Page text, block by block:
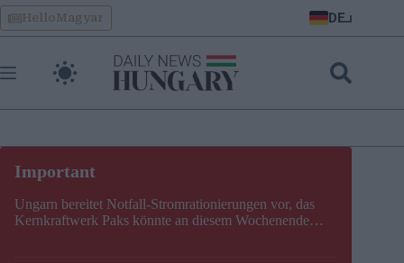
Skip
to
content
HelloMagyar DE
Ungarn bereitet Notfall-Stromrationierungen vor, das
Kernkraftwerk Paks könnte an diesem Wochenende